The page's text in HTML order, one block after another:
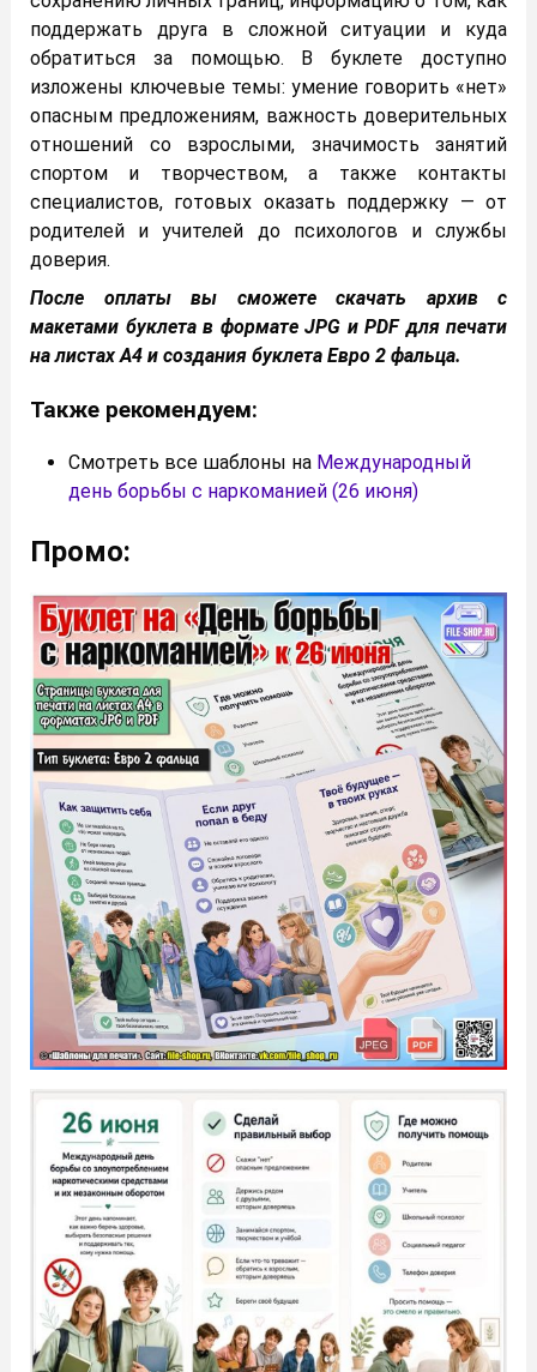
поддержать друга в сложной ситуации и куда
обратиться за помощью. В буклете доступно
изложены ключевые темы: умение говорить «нет»
опасным предложениям, важность доверительных
отношений со взрослыми, значимость занятий
спортом и творчеством, а также контакты
специалистов, готовых оказать поддержку — от
родителей и учителей до психологов и службы
доверия.
После оплаты вы сможете скачать архив с
макетами буклета в формате JPG и PDF для печати
на листах А4 и создания буклета Евро 2 фальца.
Также рекомендуем:
Смотреть все шаблоны на Международный
день борьбы с наркоманией (26 июня)
Промо: